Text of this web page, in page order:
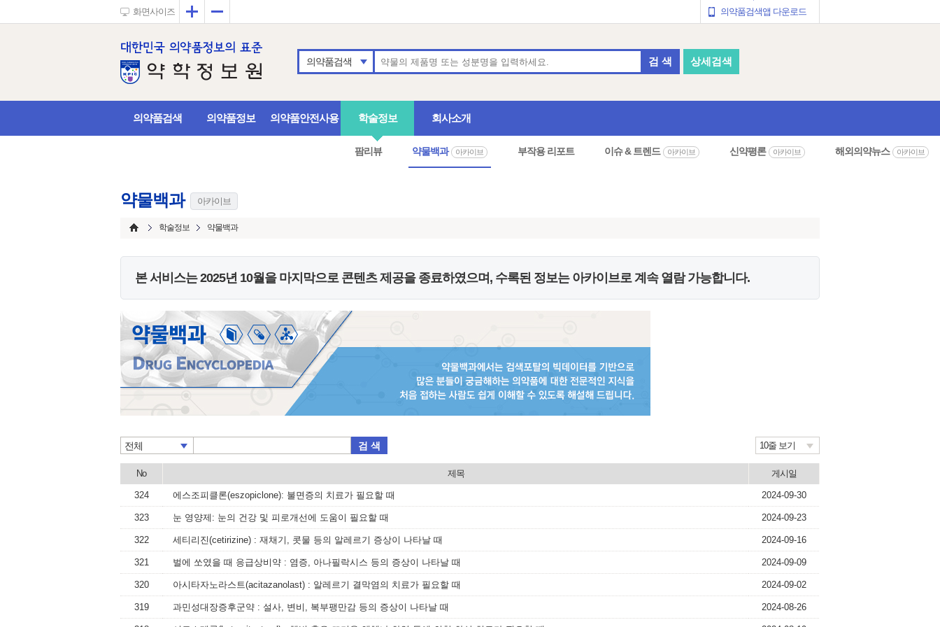
화면사이즈 확대 의약품검색앱 다운로드
의약품검색 검 색 상세검색
의약품검색 의약품정보 의약품안전사용 학술정보
팜리뷰 약물백과 아카이브 부작용 리포트 이슈 & 트렌드 아카이브 신약평론 아카이브 해외의약뉴스 아카이브
회사소개
약물백과 아카이브
학술정보 약물백과
본 서비스는2025년 10월을 마지막으로 콘텐츠 제공을 종료하였으며, 수록된 정보는 아카이브로 계속 열람 가능합니다.
전체 검 색 10줄 보기
No 제목 게시일
324 에스조피클론(eszopiclone): 불면증의 치료가 필요할 때 2024-09-30
323 눈 영양제: 눈의 건강 및 피로개선에 도움이 필요할 때 2024-09-23
322 세티리진(cetirizine) : 재채기, 콧물 등의 알레르기 증상이 나타날 때 2024-09-16
321 벌에 쏘였을 때 응급상비약 : 염증, 아나필락시스 등의 증상이 나타날 때 2024-09-09
320 아시타자노라스트(acitazanolast) : 알레르기 결막염의 치료가 필요할 때 2024-09-02
319 과민성대장증후군약 : 설사, 변비, 복부팽만감 등의 증상이 나타날 때 2024-08-26